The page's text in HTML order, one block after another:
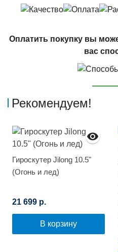
Оплатить покупку вы
вас
Рекомендуем!
Гироскутер Jilong 10.5"
(Огонь и лед)
21 699 р.
В корзину